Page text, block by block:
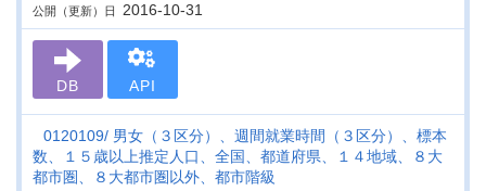
公開（更新）日 2016-10-31
DB API
0120109
男女（３区分）、週間就業時間（３区分）、標本
数、１５歳以上推定人口、全国、都道府県、１４地域、８大
都市圏、８大都市圏以外、都市階級